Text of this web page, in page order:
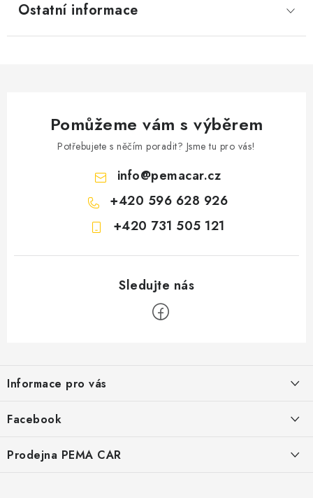
Ostatní informace
Pomůžeme vám s výběrem
Potřebujete s něčím poradit? Jsme tu pro vás!
info@pemacar.cz
+420 596 628 926
+420 731 505 121
p
a
Informace pro vás
Facebook
Prodejna PEMA CAR